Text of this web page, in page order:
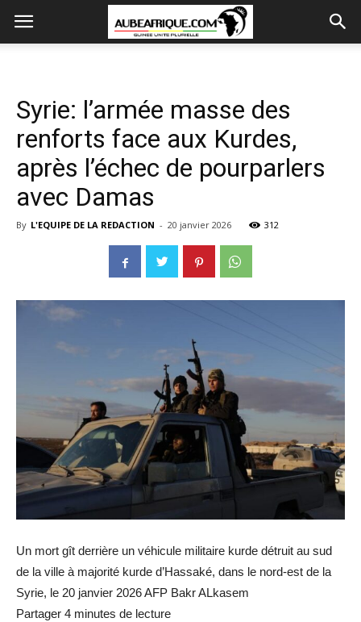
Syrie: l’armée masse des
renforts face aux Kurdes,
après l’échec de pourparlers
avec Damas
By L'EQUIPE DE LA REDACTION - 20 janvier 2026 312
Un mort gît derrière un véhicule militaire kurde détruit au sud
de la ville à majorité kurde d’Hassaké, dans le nord-est de la
Syrie, le 20 janvier 2026 AFP Bakr ALkasem
Partager 4 minutes de lecture